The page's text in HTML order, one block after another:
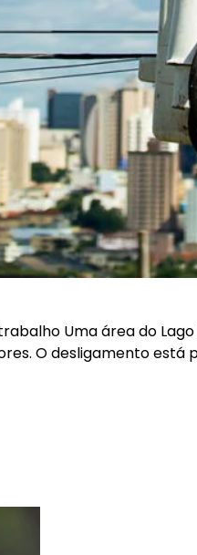
Uma área do
O desligamento está